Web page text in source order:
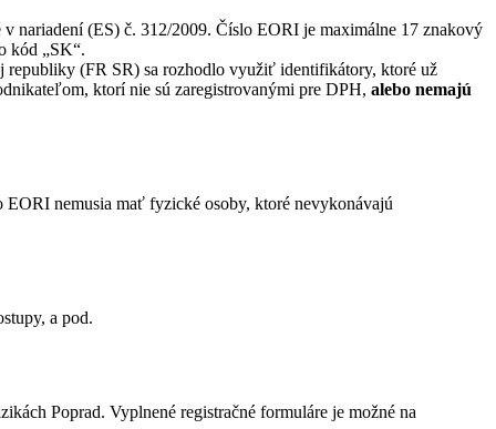
nariadení (ES) č. 312/2009. Číslo EORI je maximálne 17 znakový
kód „SK“.
republiky (FR SR) sa rozhodlo využiť identifikátory, ktoré už
ktorí nie sú zaregistrovanými pre DPH, alebo nemajú
nemusia mať fyzické osoby, ktoré nevykonávajú
a pod.
Poprad. Vyplnené registračné formuláre je možné na